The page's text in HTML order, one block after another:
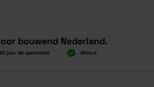
bouwend Nederland.
2.000 gratis verzending